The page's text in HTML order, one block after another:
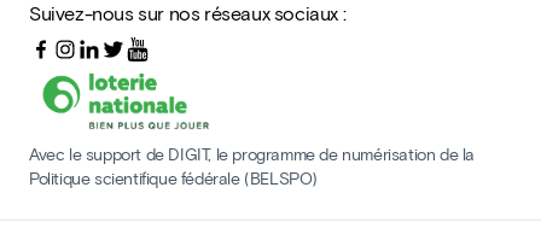
Suivez-nous sur nos réseaux sociaux :
Avec le support de DIGIT, le programme de numérisation de la
Politique scientifique fédérale (BELSPO)